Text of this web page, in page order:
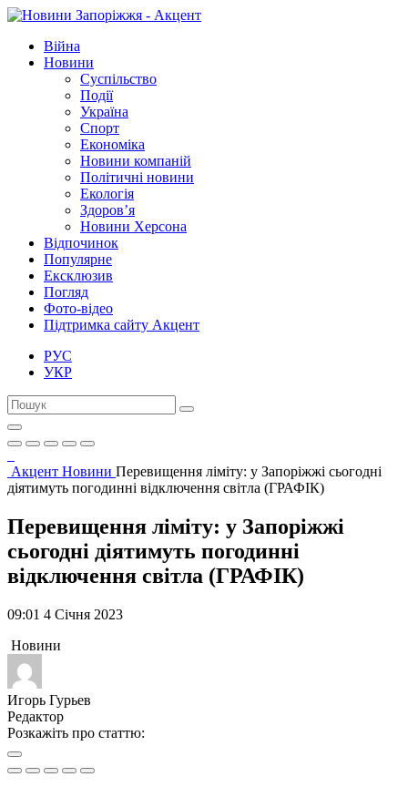
Війна
Новини
Суспільство
Події
Україна
Спорт
Економіка
Новини компаній
Політичні новини
Екологія
Здоров’я
Новини Херсона
Відпочинок
Популярне
Ексклюзив
Погляд
Фото-відео
Підтримка сайту Акцент
РУС
УКР
Акцент Новини Перевищення ліміту: у Запоріжжі сьогодні
діятимуть погодинні відключення світла (ГРАФІК)
Перевищення ліміту: у Запоріжжі
сьогодні діятимуть погодинні
відключення світла (ГРАФІК)
09:01 4 Січня 2023
Новини
Игорь Гурьев
Редактор
Розкажіть про статтю: